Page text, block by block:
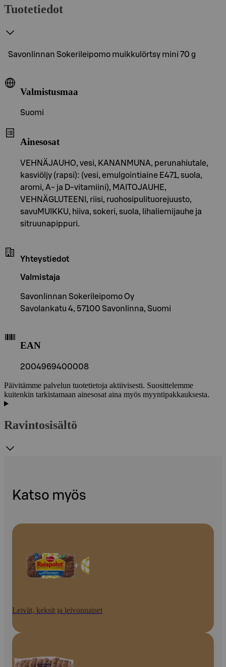
Tuotetiedot
Savonlinnan Sokerileipomo muikkulörtsy mini 70 g
Valmistusmaa
Suomi
Ainesosat
VEHNÄJAUHO, vesi, KANANMUNA, perunahiutale,
kasviöljy (rapsi): (vesi, emulgointiaine E471, suola,
aromi, A- ja D-vitamiini), MAITOJAUHE,
VEHNÄGLUTEENI, riisi, ruohosipulituorejuusto,
savuMUIKKU, hiiva, sokeri, suola, lihaliemijauhe ja
sitruunapippuri.
Yhteystiedot
Valmistaja
Savonlinnan Sokerileipomo Oy
Savolankatu 4, 57100 Savonlinna, Suomi
EAN
2004969400008
Päivitämme palvelun tuotetietoja aktiivisesti. Suosittelemme
kuitenkin tarkistamaan ainesosat aina myös myyntipakkauksesta.
Ravintosisältö
Katso myös
Leivät, keksit ja leivonnaiset